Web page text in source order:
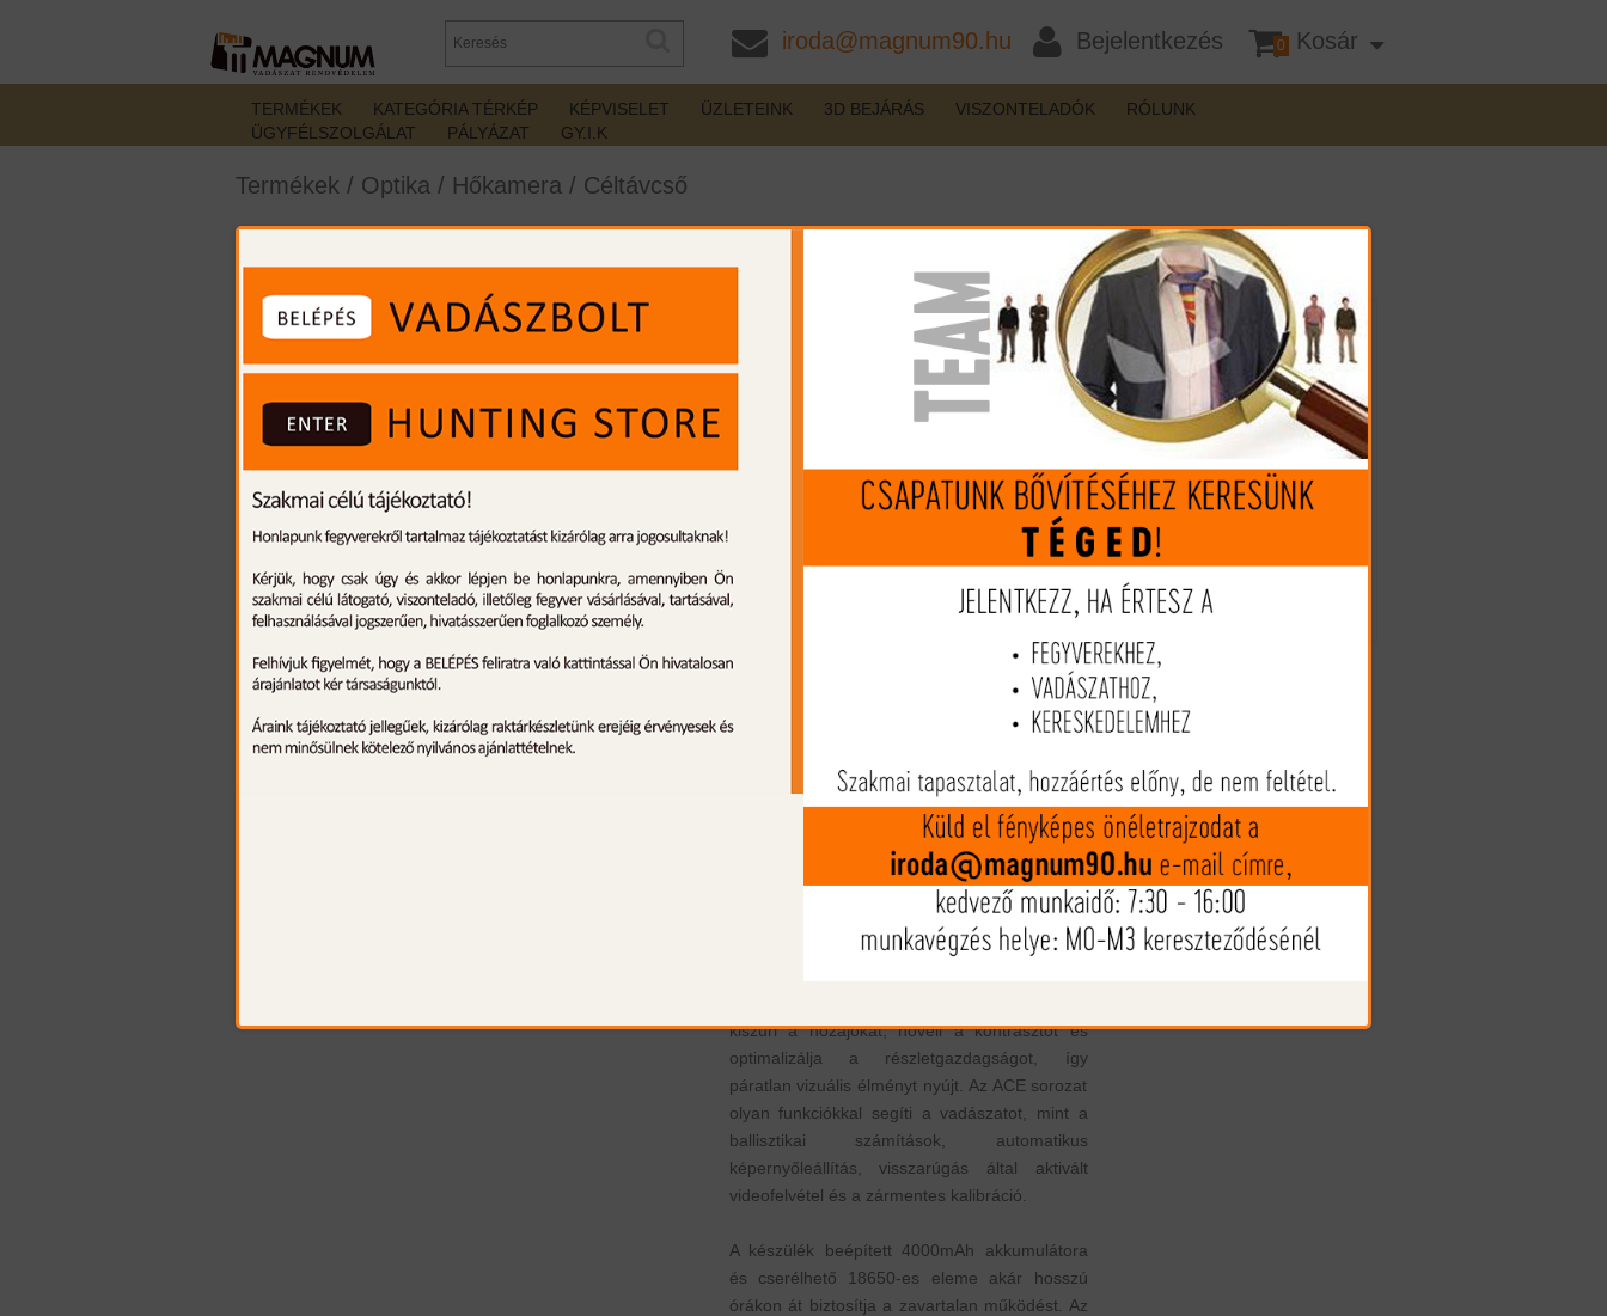
Kosár
0
Bejelentkezés
iroda@magnum90.hu
TERMÉKEK KATEGÓRIA TÉRKÉP KÉPVISELET ÜZLETEINK 3D BEJÁRÁS VISZONTELADÓK
RÓLUNK
ÜGYFÉLSZOLGÁLAT
PÁLYÁZAT GY.I.K
Termékek / Optika / Hőkamera / Céltávcső
Nocpix ACE H50 hőkamera céltávcső
Nocpix
LZ-ACEH50
MIP kártya jóváírás: 49587 Kártyát igényelek
A Nocpix Ace H50 a legmodernebb hőkamera
céltávcsövek közé tartozik, amely 640×512-es
saját fejlesztésű érzékelővel és ≤15mK NETD
érzékenységgel biztosítja a legapróbb
hőkülönbségek érzékelését. A 50 mm-es F0.9
objektív 20%-kal több infravörös fényt enged
rossz látási viszonyok között is. Az akár 2600
méteres érzékelési távolság kimagasló
pontosságot garantál nagy távolságú
egyedülálló okulár zoommal rendelkezik, amely
kiszűri a hőzajokat, növeli a kontrasztot és
optimalizálja a részletgazdagságot, így
páratlan vizuális élményt nyújt. Az ACE sorozat
olyan funkciókkal segíti a vadászatot, mint a
ballisztikai számítások, automatikus
képernyőleállítás, visszarúgás által aktivált
videofelvétel és a zármentes kalibráció.
A készülék beépített 4000mAh akkumulátora
és cserélhető 18650-es eleme akár hosszú
órákon át biztosítja a zavartalan működést. Az
Mennyiség:
1.699.990 Ft
Az árak és készlet információk
ajánlattételnek nem minősülnek!
Az árváltozás jogát fenntartjuk!